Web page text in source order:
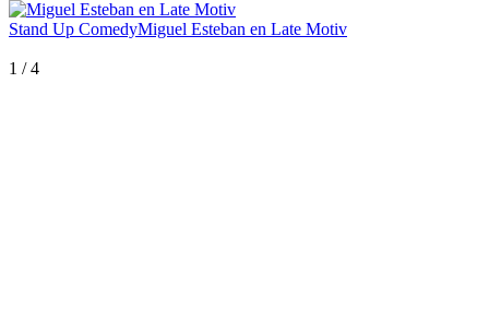
Stand Up ComedyMiguel Esteban en Late Motiv
1 /4